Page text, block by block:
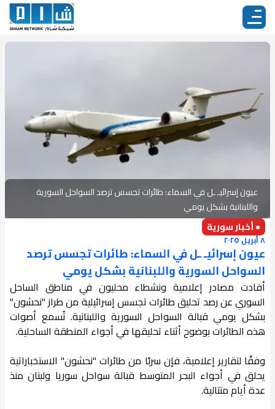
عيون إسرائيـ ـل في السماء: طائرات تجسس ترصد السواحل السورية
واللبنانية بشكل يومي
● أخبار سورية
٨ أبريل ٢٠٢٥
عيون إسرائيـ ـل في السماء: طائرات تجسس ترصد
السواحل السورية واللبنانية بشكل يومي
أفادت مصادر إعلامية ونشطاء محليون في مناطق الساحل
السوري عن رصد تحليق طائرات تجسس إسرائيلية من طراز "نحشون"
بشكل يومي قبالة السواحل السورية واللبنانية. تُسمع أصوات
هذه الطائرات بوضوح أثناء تحليقها في أجواء المنطقة الساحلية.
وفقًا لتقارير إعلامية، فإن سربًا من طائرات "نحشون" الاستخباراتية
يحلق في أجواء البحر المتوسط قبالة سواحل سوريا ولبنان منذ
عدة أيام متتالية.